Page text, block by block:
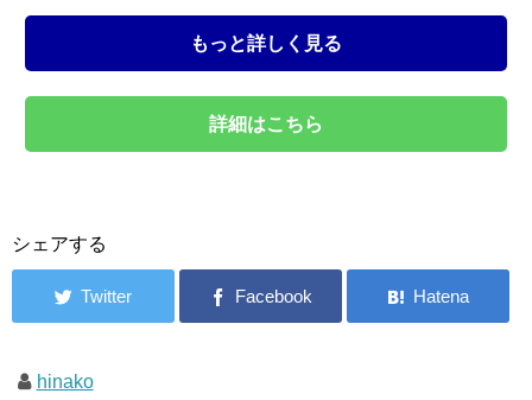
もっと詳しく見る
詳細はこちら
シェアする
hinako